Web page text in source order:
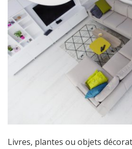
Livres, plantes ou objets